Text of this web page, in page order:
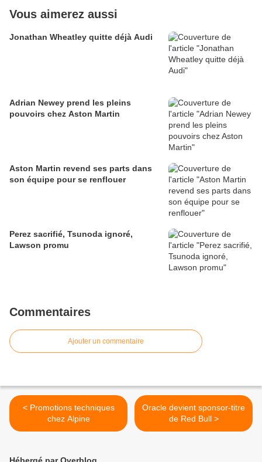
Vous aimerez aussi
Jonathan Wheatley quitte déjà Audi
Adrian Newey prend les pleins
pouvoirs chez Aston Martin
Aston Martin revend ses parts dans
son équipe pour se renflouer
Perez sacrifié, Tsunoda ignoré,
Lawson promu
Commentaires
Ajouter un commentaire
< Promotions techniques
chez Alpine
Oracle devient sponsor-titre
de Red Bull >